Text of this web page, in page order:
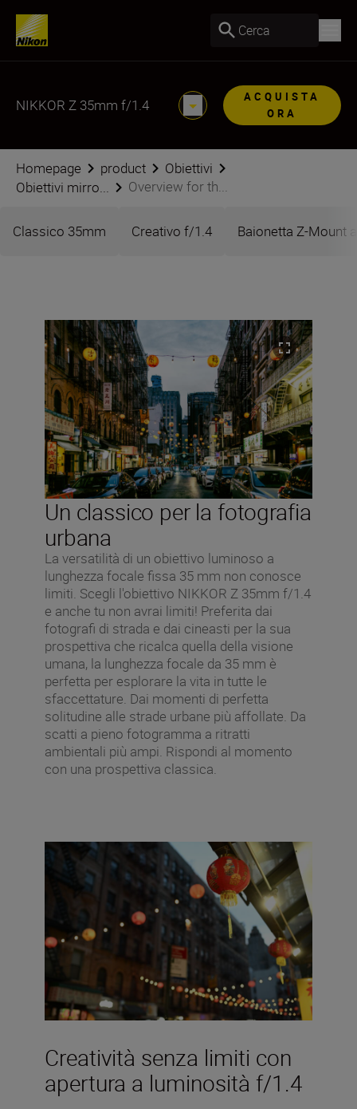
Cerca
NIKKOR Z 35mm f/1.4
ACQUISTA
ORA
Homepage product
Obiettivi
Obiettivi mirro...
Overview for th...
Classico 35mm Creativo f/1.4 Baionetta Z-Mount
Un classico per la fotografia
urbana
La versatilità di un obiettivo luminoso a
lunghezza focale fissa 35 mm non conosce
limiti. Scegli l'obiettivo NIKKOR Z 35mm f/1.4
e anche tu non avrai limiti! Preferita dai
fotografi di strada e dai cineasti per la sua
prospettiva che ricalca quella della visione
umana, la lunghezza focale da 35 mm è
perfetta per esplorare la vita in tutte le
sfaccettature. Dai momenti di perfetta
solitudine alle strade urbane più affollate. Da
scatti a pieno fotogramma a ritratti
ambientali più ampi. Rispondi al momento
con una prospettiva classica.
Creatività senza limiti con
apertura a luminosità f/1.4